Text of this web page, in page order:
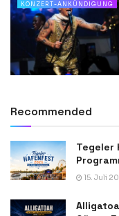
KONZERT-ANKÜNDIGUNG
Recommended
Tegeler
15. Juli